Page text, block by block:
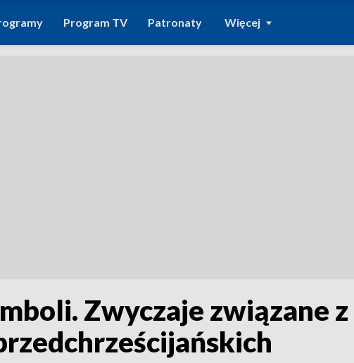
Program TV Patronaty Więcej
Zwyczaje związane z